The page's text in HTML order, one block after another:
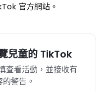
官方網站。
兒童的 TikTok
查看活動，並接收有
警告。